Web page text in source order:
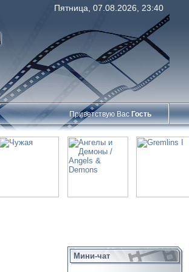
Пятница, 07.08.2026, 23:40
Приветствую Вас Гость
Мини-чат